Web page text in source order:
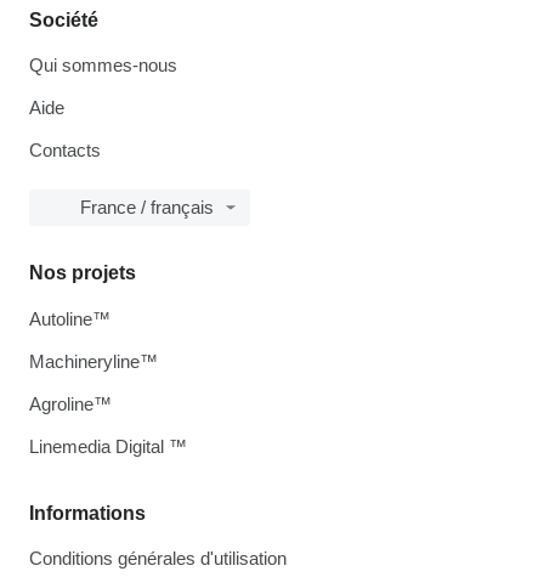
Société
Qui sommes-nous
Aide
Contacts
France / français
Informations
Conditions générales d'utilisation
Nos projets
Autoline™
Machineryline™
Agroline™
Linemedia Digital ™